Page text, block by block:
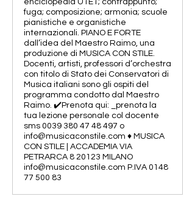
enciclopedia UTET; contrappunto;
fuga; composizione; armonia; scuole
pianistiche e organistiche
internazionali. PIANO E FORTE
dall’idea del Maestro Raimo, una
produzione di MUSICA CON STILE.
Docenti, artisti, professori d’orchestra
con titolo di Stato dei Conservatori di
Musica italiani sono gli ospiti del
programma condotto dal Maestro
Raimo. ✔️Prenota qui: _prenota la
tua lezione personale col docente
sms 0039 380 47 48 497 o
info@musicaconstile.com ♦️ MUSICA
CON STILE | ACCADEMIA VIA
PETRARCA 8 20123 MILANO
info@musicaconstile.com P.IVA 0148
77 500 83